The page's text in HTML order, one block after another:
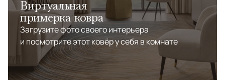
Виртуальная
примерка ковра
Загрузите фото своего интерьера
и посмотрите этот ковёр у себя в комнате